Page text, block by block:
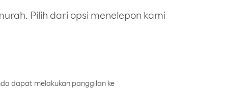
Pilih dari opsi menelepon kami
dapat melakukan panggilan ke